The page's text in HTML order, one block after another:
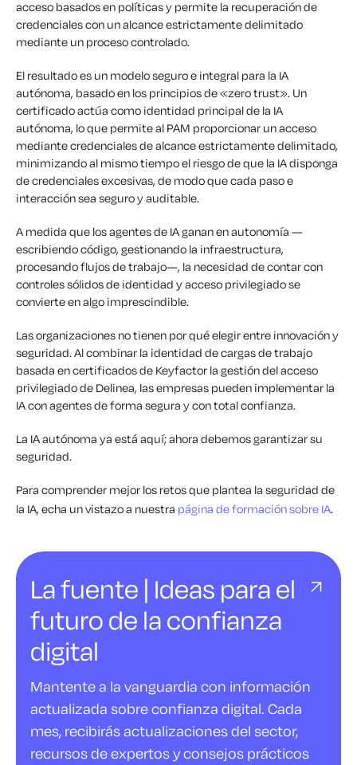
acceso basados en políticas y permite la recuperación de
credenciales con un alcance estrictamente delimitado
mediante un proceso controlado.
El resultado es un modelo seguro e integral para la IA
autónoma, basado en los principios de «zero trust». Un
certificado actúa como identidad principal de la IA
autónoma, lo que permite al PAM proporcionar un acceso
mediante credenciales de alcance estrictamente delimitado,
minimizando al mismo tiempo el riesgo de que la IA disponga
de credenciales excesivas, de modo que cada paso e
interacción sea seguro y auditable.
A medida que los agentes de IA ganan en autonomía —
escribiendo código, gestionando la infraestructura,
procesando flujos de trabajo—, la necesidad de contar con
controles sólidos de identidad y acceso privilegiado se
convierte en algo imprescindible.
Las organizaciones no tienen por qué elegir entre innovación y
seguridad. Al combinar la identidad de cargas de trabajo
basada en certificados de Keyfactor la gestión del acceso
privilegiado de Delinea, las empresas pueden implementar la
IA con agentes de forma segura y con total confianza.
La IA autónoma ya está aquí; ahora debemos garantizar su
seguridad.
Para comprender mejor los retos que plantea la seguridad de
la IA, echa un vistazo a nuestra página de formación sobre IA.
La fuente | Ideas para el
futuro de la confianza
digital
Mantente a la vanguardia con información
actualizada sobre confianza digital. Cada
mes, recibirás actualizaciones del sector,
recursos de expertos y consejos prácticos